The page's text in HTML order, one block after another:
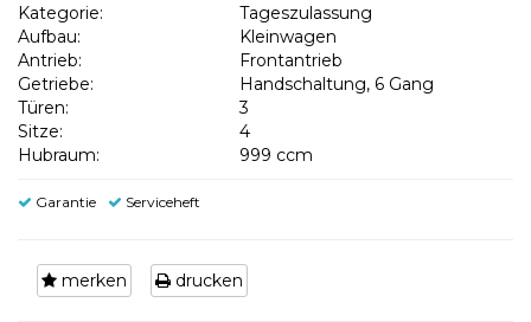
Kategorie:
Tageszulassung
Aufbau:
Kleinwagen
Antrieb:
Frontantrieb
Getriebe:
Handschaltung, 6 Gang
Türen:
3
Sitze:
4
Hubraum:
999 ccm
Garantie Serviceheft
merken drucken